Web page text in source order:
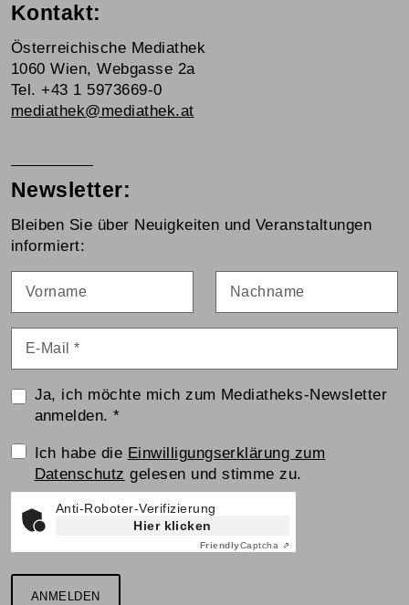
Kontakt:
Österreichische Mediathek
1060 Wien, Webgasse 2a
Tel. +43 1 5973669-0
mediathek@mediathek.at
Newsletter:
Bleiben Sie über Neuigkeiten und Veranstaltungen
informiert:
Ja, ich möchte mich zum Mediatheks-Newsletter
anmelden.*
Einwilligungserklärung
Ich habe die Einwilligungserklärung zum
Datenschutz gelesen und stimme zu.
Anti-Roboter-Verifizierung
Hier klicken
FriendlyCaptcha ⇗
ANMELDEN